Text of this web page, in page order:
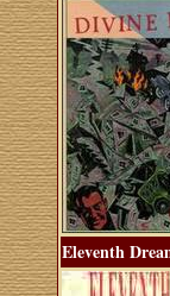
Eleventh